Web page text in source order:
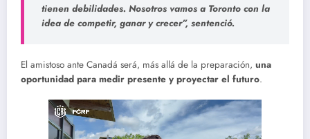
tienen debilidades. Nosotros vamos a Toronto con la
idea de competir, ganar y crecer”, sentenció.
El amistoso ante Canadá será, más allá de la preparación, una
oportunidad para medir presente y proyectar el futuro.